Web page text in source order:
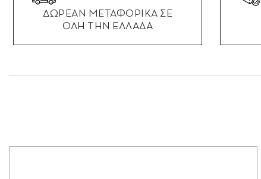
ΔΩΡΕΑΝ ΜΕΤΑΦΟΡΙΚΑ ΣΕ
ΟΛΗ ΤΗΝ ΕΛΛΑΔΑ